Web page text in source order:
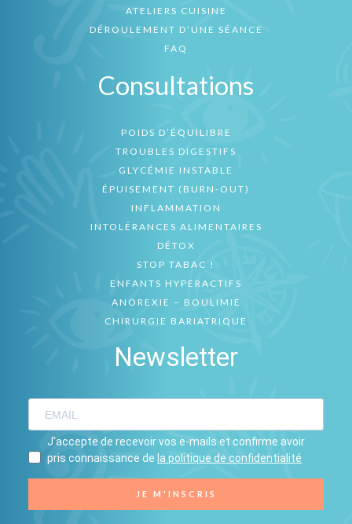
ATELIERS CUISINE
DÉROULEMENT D’UNE SÉANCE
FAQ
Consultations
POIDS D’ÉQUILIBRE
TROUBLES DIGESTIFS
GLYCÉMIE INSTABLE
ÉPUISEMENT (BURN-OUT)
INFLAMMATION
INTOLÉRANCES ALIMENTAIRES
DÉTOX
STOP TABAC !
ENFANTS HYPERACTIFS
ANOREXIE – BOULIMIE
CHIRURGIE BARIATRIQUE
Newsletter
J'accepte de recevoir vos e-mails et confirme avoir
pris connaissance de la politique de confidentialité
JE M'INSCRIS